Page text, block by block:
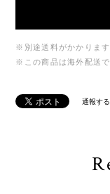
※別途送料がかかります
※この商品は海外配送で
通報する